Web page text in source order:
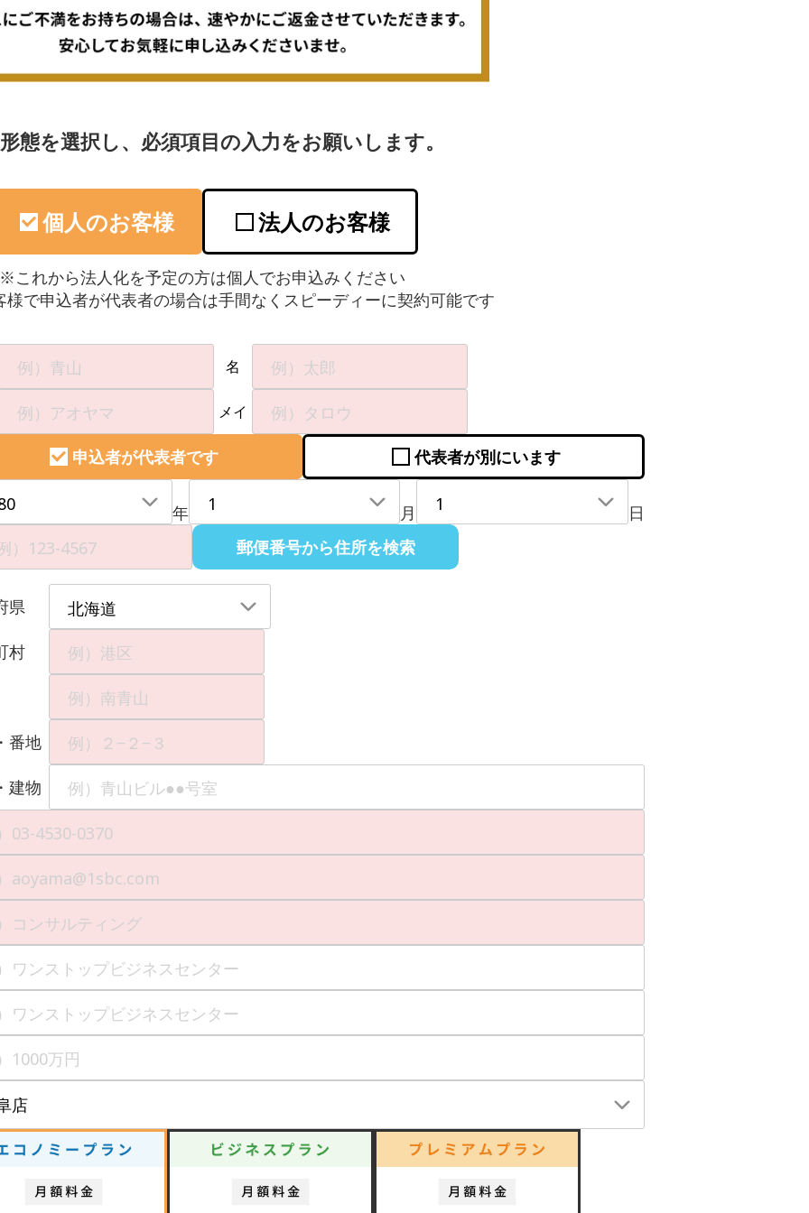
態を選択し、必須項目の入力をお願いします。
個人のお客様 法人のお客様
※これから法人化を予定の方は個人でお申込みください
で申込者が代表者の場合は手間なくスピーディーに契約可能です
名
メイ
申込者が代表者です 代表者が別にいます
年 月
日
郵便番号から住所を検索
県
村
番地
建物